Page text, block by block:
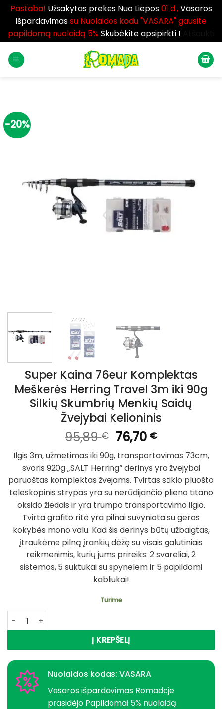
Pastaba! Užsakytas prekes Nuo Liepos01 d.,Vasaros
Išpardavimassu Nuolaidos kodu "VASARA" gausite
papildomą nuolaidą 5%Skubėkite apsipirkti !
-20%
Super Kaina 76eur Komplektas
Meškerės Herring Travel 3m iki 90g
Silkių Skumbrių Menkių Saidų
Žvejybai Kelioninis
95,89€ Original
price
was:
95,89 €.
76,70 €Current
price
is:
76,70 €.
Ilgis 3m, užmetimas iki 90g, transportavimas 73cm,
svoris 920g „SALT Herring“ derinys yra žvejybai
paruoštas komplektas žvejams. Tvirtas stiklo pluošto
teleskopinis strypas yra su nerūdijančio plieno titano
oksido žiedais ir yra trumpo transportavimo ilgio.
Tvirta grafito ritė yra pilnai suvyniota su geros
kokybės mono valu. Kad šis derinys būtų užbaigtas,
įtraukėme pilną įrankių dėžę su visais galutiniais
reikmenimis, kurių jums prireiks: 2 svareliai, 2
sistemos, 5 suktukai su spynelem ir 5 papildomi
kabliukai!
Turime
produkto kiekis: Super Kaina 76eur Komplektas
Į KREPŠELĮ
Nuolaidos kodas: VASARA
Vasaros išpardavimas Romadoje
prasidėjo Papildomai 5% nuolaidą